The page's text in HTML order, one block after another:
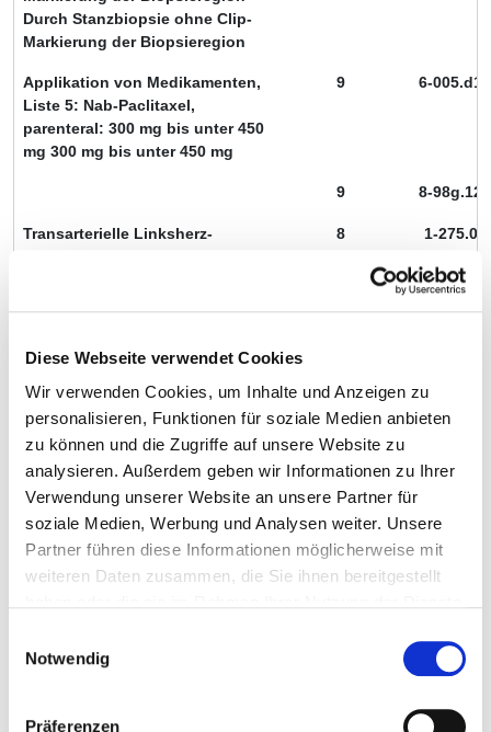
Diese Webseite verwendet Cookies
Wir verwenden Cookies, um Inhalte und Anzeigen zu
personalisieren, Funktionen für soziale Medien anbieten
zu können und die Zugriffe auf unsere Website zu
analysieren. Außerdem geben wir Informationen zu Ihrer
Verwendung unserer Website an unsere Partner für
soziale Medien, Werbung und Analysen weiter. Unsere
Partner führen diese Informationen möglicherweise mit
weiteren Daten zusammen, die Sie ihnen bereitgestellt
Notwendig
Präferenzen
Durch Stanzbiopsie ohne Clip-
Markierung der Biopsieregion
Applikation von Medikamenten,
Liste 5: Nab-Paclitaxel,
parenteral: 300 mg bis unter 450
mg 300 mg bis unter 450 mg
9 6-005.d1
9 8-98g.12
Transarterielle Linksherz-
8 1-275.0
mit Radionukliden: Messung der
Eisenresorption
8 6-008.m8
8 6-00k.a
Stuhldrainagesystems
8 8-192.1g
Hämodialyse: Intermittierend,
8-854.3